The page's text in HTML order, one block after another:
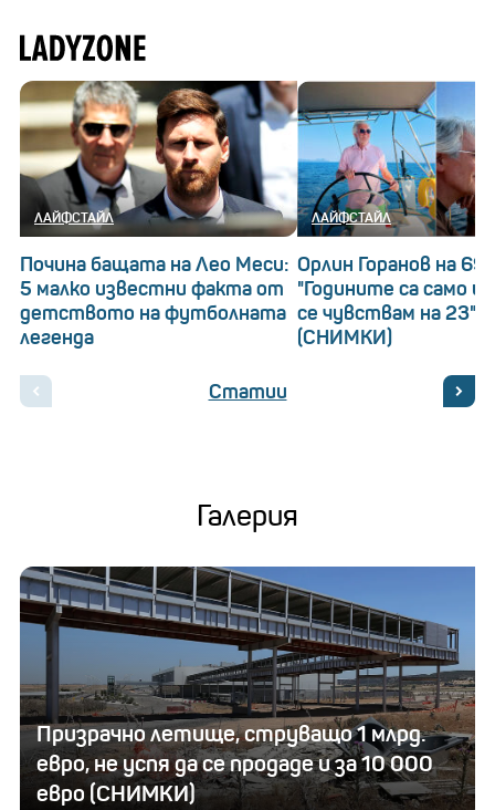
ЛАЙФСТАЙЛ
Почина бащата на Лео Меси:
5 малко известни факта от
детството на футболната
легенда
ЛАЙФСТАЙЛ
Орлин Горанов на 69!
"Годините са само
се чувствам на 23"
(СНИМКИ)
Статии
Галерия
Призрачно летище, струващо 1 млрд.
евро, не успя да се продаде и за 10 000
евро (СНИМКИ)